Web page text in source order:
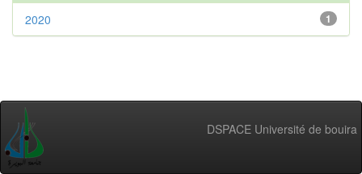
1
2020
DSPACE Université de bouira